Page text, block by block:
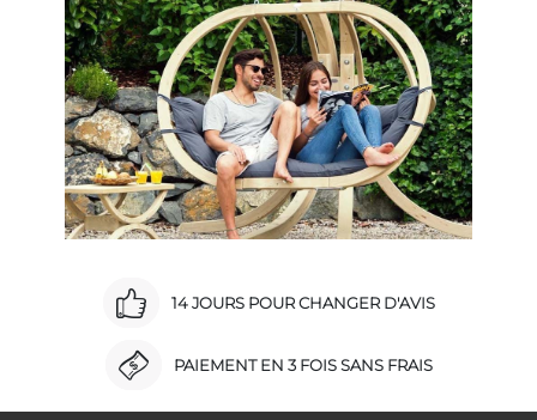
14 JOURS POUR CHANGER D'AVIS
PAIEMENT EN 3 FOIS SANS FRAIS